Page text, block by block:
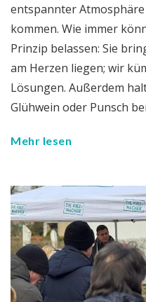
entspannter
kommen. Wie immer
Prinzip belassen: Sie
am Herzen liegen; wir
Lösungen. Außerdem
Glühwein oder Punsch
Mehr lesen